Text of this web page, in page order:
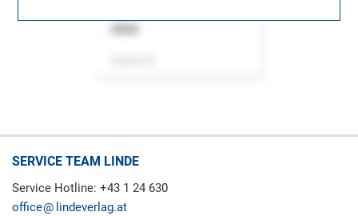
SERVICE TEAM LINDE
Service Hotline: +43 1 24 630
office
lindeverlag.at